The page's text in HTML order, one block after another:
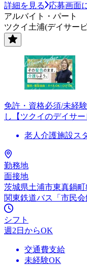
詳細を見る
応募画面
アルバイト・パート
ツクイ土浦(デイサー
免許・資格必須/未経
し【ツクイのデイサ
老人介護施設ス
勤務地
面接地
茨城県土浦市東真鍋町
関東鉄道バス「市民
シフト
週2日からOK
交通費支給
未経験OK